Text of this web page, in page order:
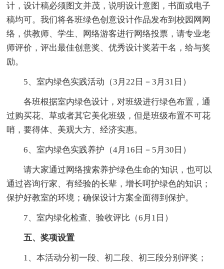
计，设计稿必须图文并茂，说明设计意图，书面或电子
稿均可。我们将各班绿色创意设计作品发布到校园网网
络，供教师、学生、网络游客进行网络投票，请专业老
师评价，评出最佳创意奖、优秀设计奖若干名，给与奖
励。
5、室内绿色实践活动（3月22日－3月31日）
各班根据室内绿色设计，对班级进行绿色布置，通
过购买花、草或者其它美化班级，但是班级布置不可花
哨，要得体、美观大方、经济实惠。
6、室内绿色实践养护（4月16日－5月30日）
请大家通过网络搜索养护绿色生命的'知识，也可以
通过咨询行家、有经验的长辈，增长呵护绿色的知识；
保护好教室的环境；确保设计方案全面得到保护。
7、室内绿化检查、验收评比（6月1日）
五、奖项设置
1、本活动分初一段、初二段、初三段分别评奖；